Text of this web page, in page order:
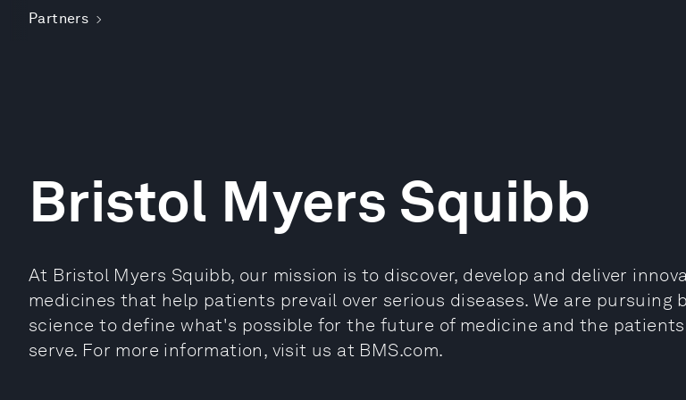
Partners
Bristol Myers Squibb
At Bristol Myers Squibb, our mission is to discover, develop and deliver
medicines that help patients prevail over serious diseases. We are pursuing
science to define what's possible for the future of medicine and the
serve. For more information, visit us at BMS.com.